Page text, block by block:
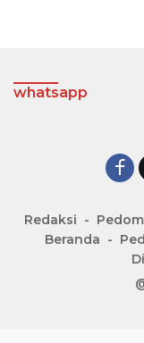
whatsapp
Redaksi
Beranda